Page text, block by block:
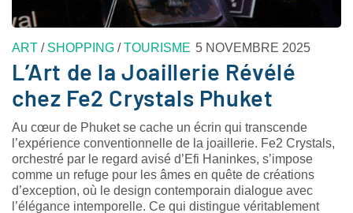
ART / SHOPPING /TOURISME 5 NOVEMBRE 2025
L’Art de la Joaillerie Révélé
chez Fe2 Crystals Phuket
Au cœur de Phuket se cache un écrin qui transcende
l’expérience conventionnelle de la joaillerie. Fe2 Crystals,
orchestré par le regard avisé d’Efi Haninkes, s’impose
comme un refuge pour les âmes en quête de créations
d’exception, où le design contemporain dialogue avec
l’élégance intemporelle. Ce qui distingue véritablement